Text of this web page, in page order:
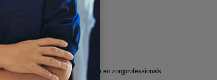
verschil kunt maken voor cliënten en zorgprofessionals.